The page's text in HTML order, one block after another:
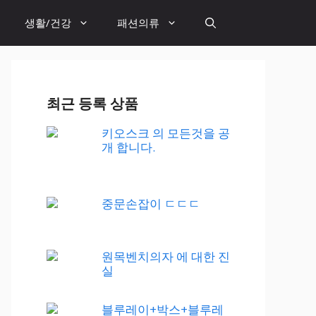
생활/건강 패션의류
최근 등록 상품
키오스크 의 모든것을 공
개 합니다.
중문손잡이 ㄷㄷㄷ
원목벤치의자 에 대한 진
실
블루레이+박스+블루레